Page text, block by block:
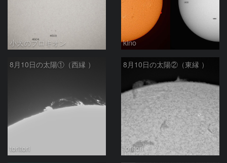
小犬のプロキオン kino
8月10日の太陽①（西縁 ）
toritori
8月10日の太陽②（東縁 ）
toritori